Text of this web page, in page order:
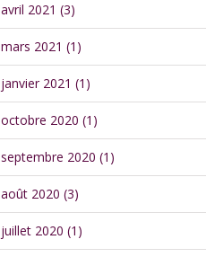
avril 2021 (3)
mars 2021 (1)
janvier 2021 (1)
octobre 2020 (1)
septembre 2020 (1)
août 2020 (3)
juillet 2020 (1)